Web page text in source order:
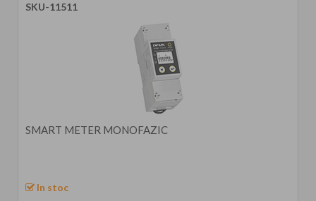
SKU-11511
SMART METER MONOFAZIC
In stoc